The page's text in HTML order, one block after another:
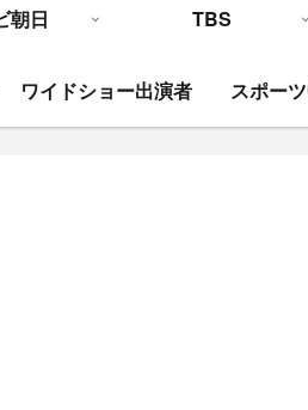
朝日 TBS
ワイドショー出演者 スポー